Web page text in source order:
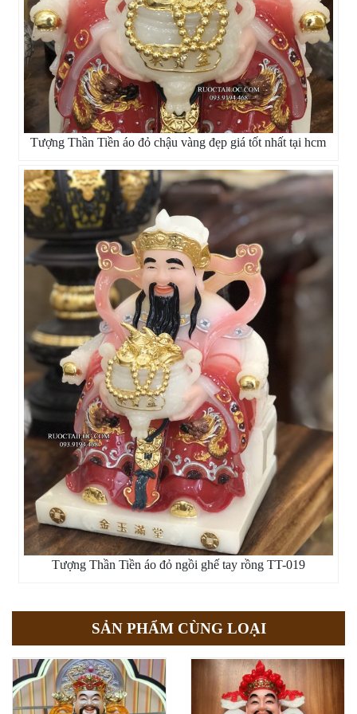
Tượng Thần Tiền áo đỏ chậu vàng đẹp giá tốt nhất tại hcm
Tượng Thần Tiền áo đỏ ngồi ghế tay rồng TT-019
SẢN PHẨM CÙNG LOẠI